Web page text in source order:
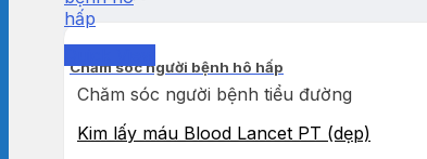
Chăm sóc người bệnh hô hấp
Chăm sóc người bệnh tiểu đường
Kim lấy máu Blood Lancet PT (dẹp)